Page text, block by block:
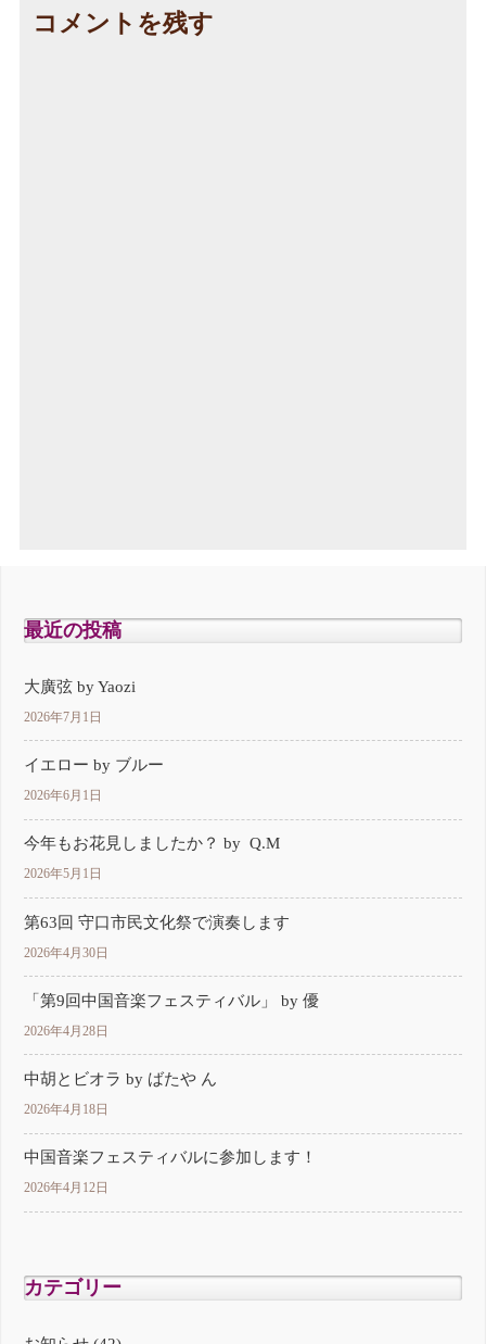
コメントを残す
最近の投稿
大廣弦 by Yaozi
2026年7月1日
イエロー by ブルー
2026年6月1日
今年もお花見しましたか？ by Q.M
2026年5月1日
第63回 守口市民文化祭で演奏します
2026年4月30日
「第9回中国音楽フェスティバル」 by 優
2026年4月28日
中胡とビオラ by ばたや ん
2026年4月18日
中国音楽フェスティバルに参加します！
2026年4月12日
カテゴリー